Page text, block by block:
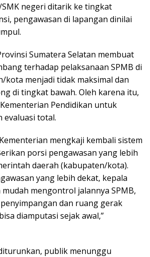
negeri ditarik ke tingkat
pengawasan di lapangan dinilai
Sumatera Selatan membuat
terhadap pelaksanaan SPMB di
menjadi tidak maksimal dan
di tingkat bawah. Oleh karena itu,
Pendidikan untuk
evaluasi total.
mengkaji kembali sistem
porsi pengawasan yang lebih
daerah (kabupaten/kota).
yang lebih dekat, kepala
mengontrol jalannya SPMB,
dan ruang gerak
diamputasi sejak awal,”
publik menunggu